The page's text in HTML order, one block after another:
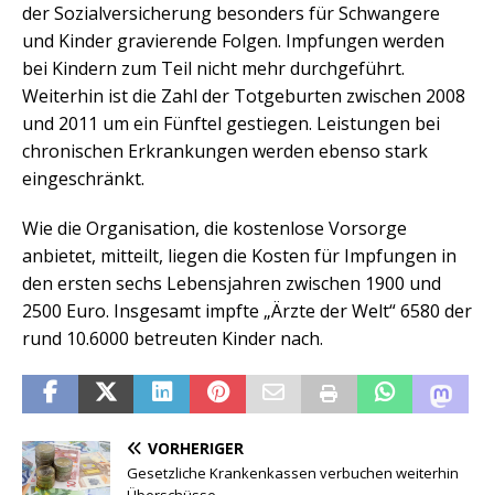
der Sozialversicherung besonders für Schwangere
und Kinder gravierende Folgen. Impfungen werden
bei Kindern zum Teil nicht mehr durchgeführt.
Weiterhin ist die Zahl der Totgeburten zwischen 2008
und 2011 um ein Fünftel gestiegen. Leistungen bei
chronischen Erkrankungen werden ebenso stark
eingeschränkt.
Wie die Organisation, die kostenlose Vorsorge
anbietet, mitteilt, liegen die Kosten für Impfungen in
den ersten sechs Lebensjahren zwischen 1900 und
2500 Euro. Insgesamt impfte „Ärzte der Welt“ 6580 der
rund 10.6000 betreuten Kinder nach.
VORHERIGER
Gesetzliche Krankenkassen verbuchen weiterhin